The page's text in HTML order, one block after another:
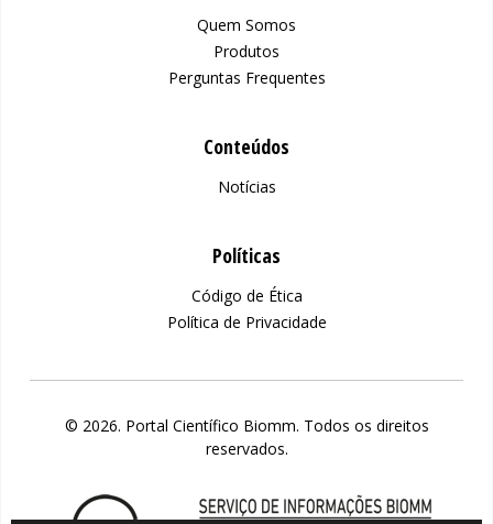
Quem Somos
Produtos
Perguntas Frequentes
Conteúdos
Notícias
Políticas
Código de Ética
Política de Privacidade
© 2026. Portal Científico Biomm. Todos os direitos
reservados.